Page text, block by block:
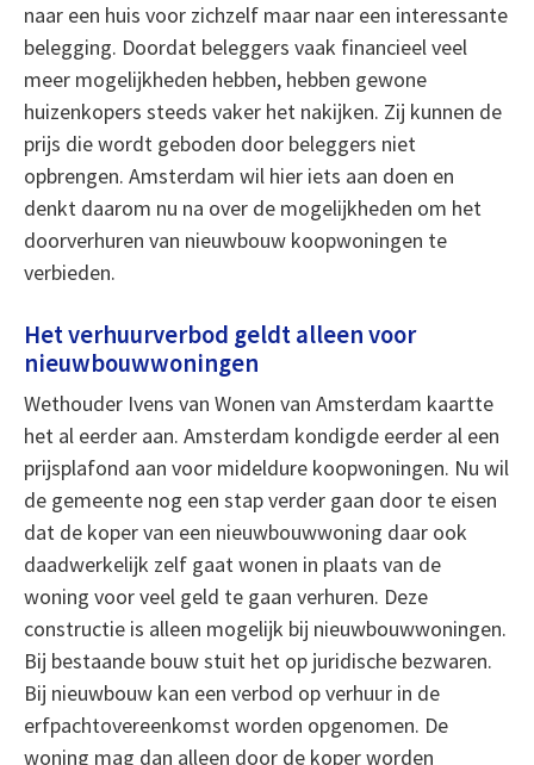
naar een huis voor zichzelf maar naar een interessante
belegging. Doordat beleggers vaak financieel veel
meer mogelijkheden hebben, hebben gewone
huizenkopers steeds vaker het nakijken. Zij kunnen de
prijs die wordt geboden door beleggers niet
opbrengen. Amsterdam wil hier iets aan doen en
denkt daarom nu na over de mogelijkheden om het
doorverhuren van nieuwbouw koopwoningen te
verbieden.
Het verhuurverbod geldt alleen voor
nieuwbouwwoningen
Wethouder Ivens van Wonen van Amsterdam kaartte
het al eerder aan. Amsterdam kondigde eerder al een
prijsplafond aan voor mideldure koopwoningen. Nu wil
de gemeente nog een stap verder gaan door te eisen
dat de koper van een nieuwbouwwoning daar ook
daadwerkelijk zelf gaat wonen in plaats van de
woning voor veel geld te gaan verhuren. Deze
constructie is alleen mogelijk bij nieuwbouwwoningen.
Bij bestaande bouw stuit het op juridische bezwaren.
Bij nieuwbouw kan een verbod op verhuur in de
erfpachtovereenkomst worden opgenomen. De
woning mag dan alleen door de koper worden